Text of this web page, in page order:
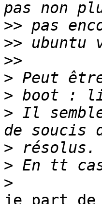
>>
>>
>>
>
>
> Il
>
>
>
je part